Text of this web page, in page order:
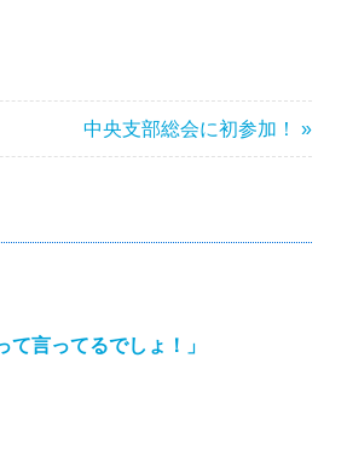
中央支部総会に初参加！ »
言ってるでしょ！」